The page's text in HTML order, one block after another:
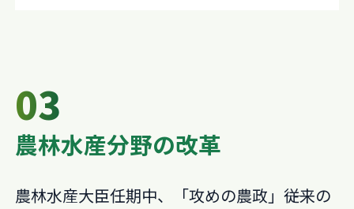
03
農林水産分野の改革
農林水産大臣任期中、「攻めの農政」――従来の